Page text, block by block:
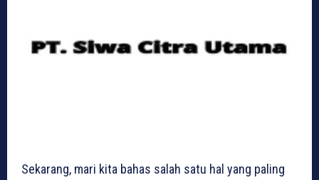
Sekarang, mari kita bahas salah satu hal yang paling